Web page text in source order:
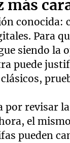
más
conocida:
Para
siendo la
puede
por revisar
el
pueden